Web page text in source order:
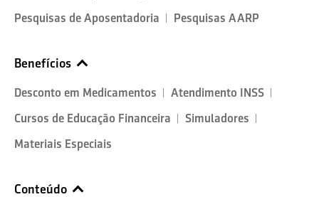
Pesquisas de Aposentadoria
Pesquisas AARP
Benefícios
Desconto em Medicamentos
Atendimento INSS
Cursos de Educação Financeira
Simuladores
Materiais Especiais
Conteúdo